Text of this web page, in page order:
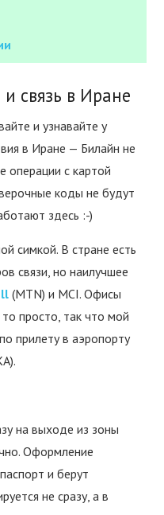
связь в Иране
и узнавайте у
в Иране — Билайн не
операции с картой
коды не будут
здесь :-)
симкой. В стране есть
связи, но наилучшее
(MTN) и MCI. Офисы
просто, так что мой
прилету в аэропорту
на выходе из зоны
Оформление
и берут
не сразу, а в